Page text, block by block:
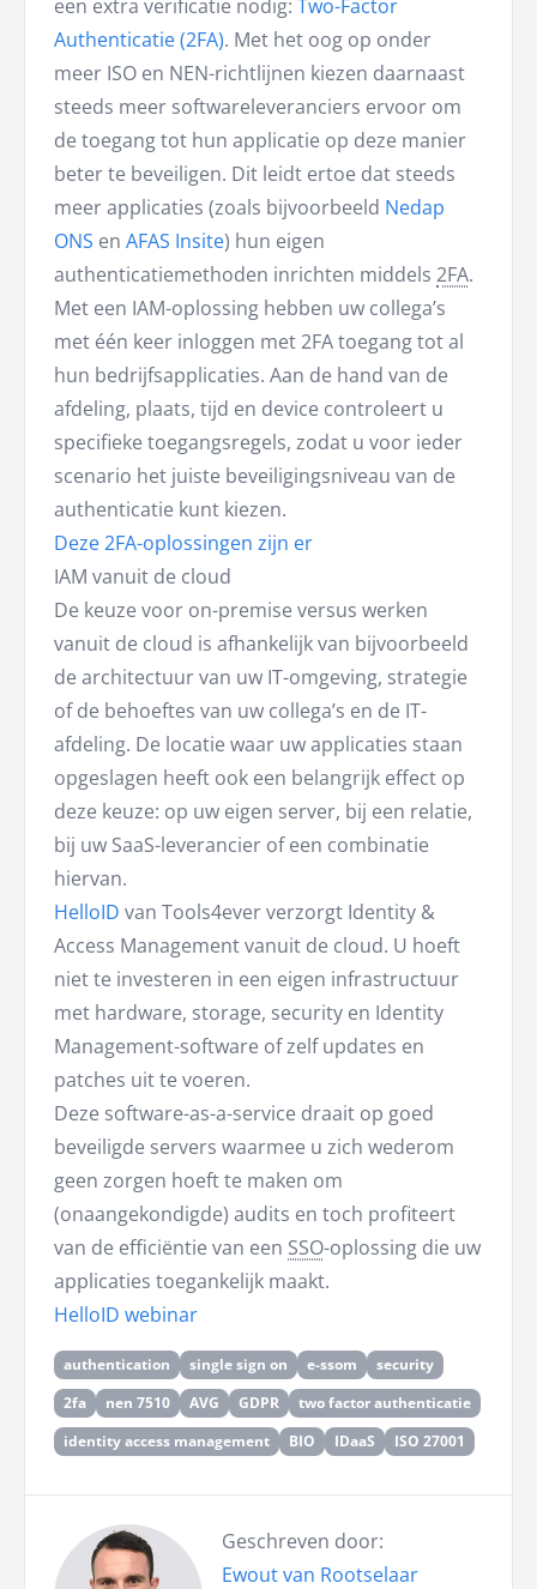
een extra verificatie nodig: Two-Factor
Authenticatie (2FA). Met het oog op onder
meer ISO en NEN-richtlijnen kiezen daarnaast
steeds meer softwareleveranciers ervoor om
de toegang tot hun applicatie op deze manier
beter te beveiligen. Dit leidt ertoe dat steeds
meer applicaties (zoals bijvoorbeeld Nedap
ONS en AFAS Insite) hun eigen
authenticatiemethoden inrichten middels 2FA.
Met een IAM-oplossing hebben uw collega’s
met één keer inloggen met 2FA toegang tot al
hun bedrijfsapplicaties. Aan de hand van de
afdeling, plaats, tijd en device controleert u
specifieke toegangsregels, zodat u voor ieder
scenario het juiste beveiligingsniveau van de
authenticatie kunt kiezen.
Deze 2FA-oplossingen zijn er
IAM vanuit de cloud
De keuze voor on-premise versus werken
vanuit de cloud is afhankelijk van bijvoorbeeld
de architectuur van uw IT-omgeving, strategie
of de behoeftes van uw collega’s en de IT-
afdeling. De locatie waar uw applicaties staan
opgeslagen heeft ook een belangrijk effect op
deze keuze: op uw eigen server, bij een relatie,
bij uw SaaS-leverancier of een combinatie
hiervan.
HelloID van Tools4ever verzorgt Identity &
Access Management vanuit de cloud. U hoeft
niet te investeren in een eigen infrastructuur
met hardware, storage, security en Identity
Management-software of zelf updates en
patches uit te voeren.
Deze software-as-a-service draait op goed
beveiligde servers waarmee u zich wederom
geen zorgen hoeft te maken om
(onaangekondigde) audits en toch profiteert
van de efficiëntie van een SSO-oplossing die uw
applicaties toegankelijk maakt.
HelloID webinar
authentication single sign on e-ssom
security
2fa
nen 7510 AVG GDPR
two factor authenticatie
identity access management
BIO IDaaS ISO 27001
Geschreven door:
Ewout van Rootselaar